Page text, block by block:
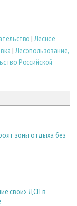
| Лесное
| Лесопользование,
Российской
зоны отдыха без
своих ДСП в